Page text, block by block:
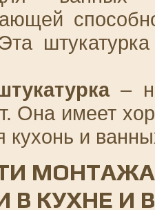
–
Она имеет
кухонь и
В КУХНЕ И